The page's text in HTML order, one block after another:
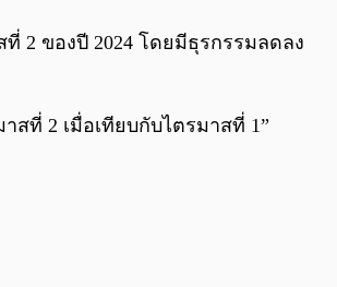
ที่ 2 ของปี 2024 โดยมีธุรกรรมลดลง
ที่ 2 เมื่อเทียบกับไตรมาสที่ 1”